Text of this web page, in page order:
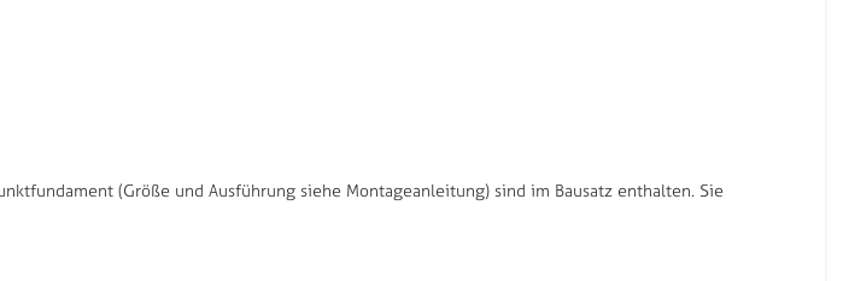
(Größe und Ausführung siehe Montageanleitung) sind im Bausatz enthalten. Sie